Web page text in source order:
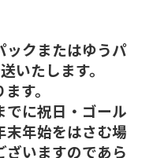
クまたはゆうパ
いたします。
す。
に祝日・ゴール
末年始をはさむ場
いますのであら